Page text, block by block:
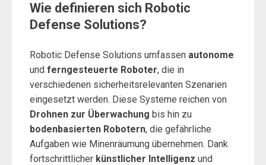
Wie definieren sich Robotic
Defense Solutions?
Robotic Defense Solutions umfassen autonome
und ferngesteuerte Roboter, die in
verschiedenen sicherheitsrelevanten Szenarien
eingesetzt werden. Diese Systeme reichen von
Drohnen zur Überwachung bis hin zu
bodenbasierten Robotern, die gefährliche
Aufgaben wie Minenräumung übernehmen. Dank
fortschrittlicher künstlicher Intelligenz und